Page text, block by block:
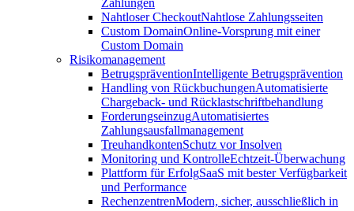
Zahlungen
Nahtloser CheckoutNahtlose Zahlungsseiten
Custom DomainOnline-Vorsprung mit einer
Custom Domain
Risikomanagement
BetrugspräventionIntelligente Betrugsprävention
Handling von RückbuchungenAutomatisierte
Chargeback- und Rücklastschriftbehandlung
ForderungseinzugAutomatisiertes
Zahlungsausfallmanagement
TreuhandkontenSchutz vor Insolven
Monitoring und KontrolleEchtzeit-Überwachung
Plattform für ErfolgSaaS mit bester Verfügbarkeit
und Performance
RechenzentrenModern, sicher, ausschließlich in